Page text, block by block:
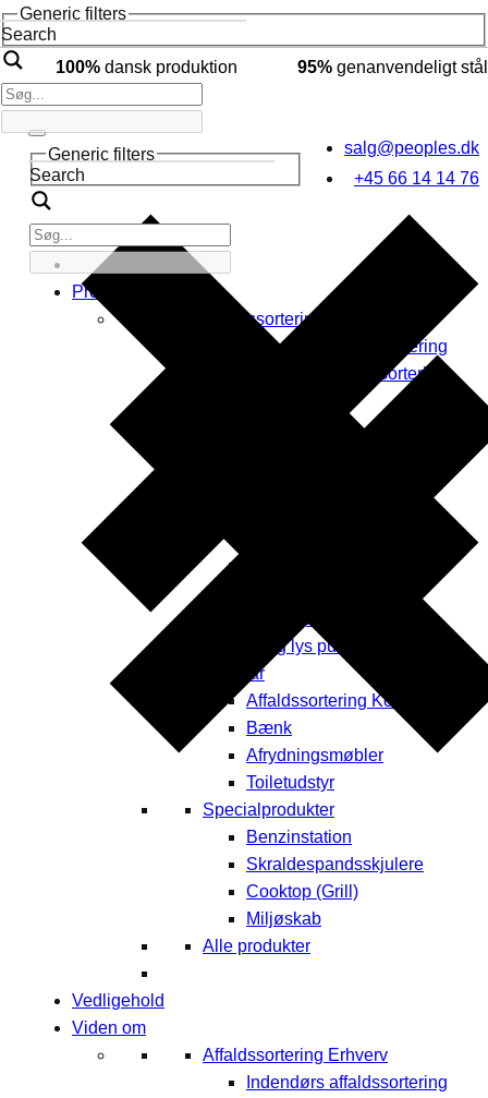
Search
Generic filters
100% dansk produktion 95% genanvendeligt stål
salg@peoples.dk
+45 66 14 14 76
Search
Generic filters
Produkter
Affaldssortering
Indendørs affaldssortering
Udendørs affaldssortering
El og lys pullerter
Inventar
Affaldssortering Kontor
Bænk
Afrydningsmøbler
Toiletudstyr
Specialprodukter
Benzinstation
Skraldespandsskjulere
Cooktop (Grill)
Miljøskab
Alle produkter
Vedligehold
Viden om
Affaldssortering Erhverv
Indendørs affaldssortering